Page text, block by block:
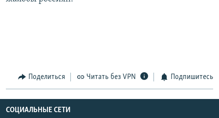
Поделиться Читать без VPN Подпишитесь
СОЦИАЛЬНЫЕ СЕТИ